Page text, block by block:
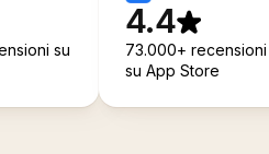
su
4.4
73.000+ recensioni
su App Store